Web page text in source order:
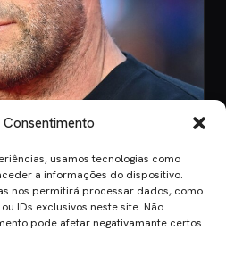
usamos tecnologias como
a informações do dispositivo.
nos permitirá processar dados, como
IDs exclusivos neste site. Não
pode afetar negativamante certos
de Ação de Jason